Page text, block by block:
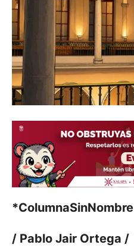
*ColumnaSinNombre
/ Pablo Jair Ortega /